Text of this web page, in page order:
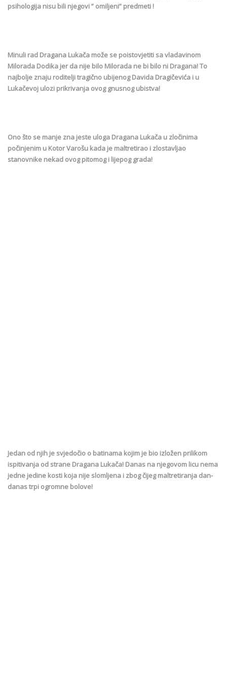
psihologija nisu bili njegovi ” omiljeni” predmeti !
Minuli rad Dragana Lukača može se poistovjetiti sa vladavinom
Milorada Dodika jer da nije bilo Milorada ne bi bilo ni Dragana! To
najbolje znaju roditelji tragično ubijenog Davida Dragičevića i u
Lukačevoj ulozi prikrivanja ovog gnusnog ubistva!
Ono što se manje zna jeste uloga Dragana Lukača u zločinima
počinjenim u Kotor Varošu kada je maltretirao i zlostavljao
stanovnike nekad ovog pitomog i lijepog grada!
Jedan od njih je svjedočio o batinama kojim je bio izložen prilikom
ispitivanja od strane Dragana Lukača! Danas na njegovom licu nema
jedne jedine kosti koja nije slomljena i zbog čijeg maltretiranja dan-
danas trpi ogromne bolove!